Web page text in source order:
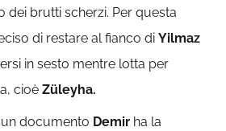
dei brutti scherzi. Per questa
di restare al fianco diYilmaz
in sesto mentre lotta per
cioèZüleyha.
documento Demir ha la